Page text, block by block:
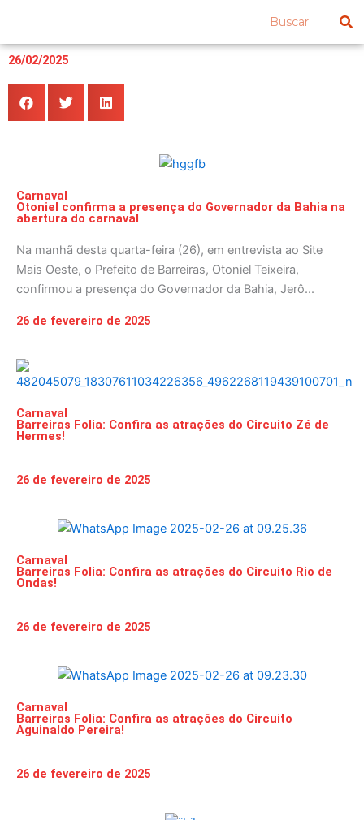
o
conteúdo
Pesquisar
26/02/2025
Carnaval
Otoniel confirma a presença do Governador da Bahia na
abertura do carnaval
Na manhã desta quarta-feira (26), em entrevista ao Site
Mais Oeste, o Prefeito de Barreiras, Otoniel Teixeira,
confirmou a presença do Governador da Bahia, Jerô...
26 de fevereiro de 2025
Carnaval
Barreiras Folia: Confira as atrações do Circuito Zé de
Hermes!
26 de fevereiro de 2025
Carnaval
Barreiras Folia: Confira as atrações do Circuito Rio de
Ondas!
26 de fevereiro de 2025
Carnaval
Barreiras Folia: Confira as atrações do Circuito
Aguinaldo Pereira!
26 de fevereiro de 2025